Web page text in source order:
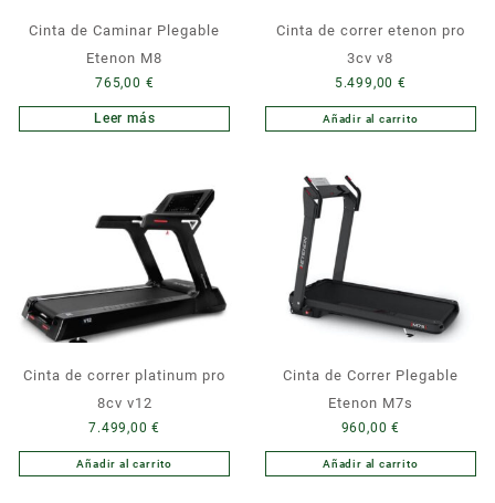
Cinta de Caminar Plegable
Etenon M8
765,00 €
Leer más
Cinta de correr etenon pro
3cv v8
5.499,00 €
Añadir al carrito
Cinta de correr platinum pro
8cv v12
7.499,00€
Añadir al carrito
Cinta de Correr Plegable
Etenon M7s
960,00€
Añadir al carrito